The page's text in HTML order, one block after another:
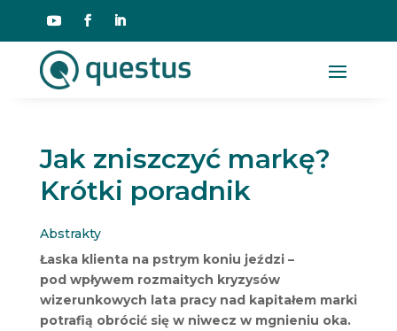
Jak zniszczyć markę?
Krótki poradnik
Abstrakty
Łaska klienta na pstrym koniu jeździ –
pod wpływem rozmaitych kryzysów
wizerunkowych lata pracy nad kapitałem marki
potrafią obrócić się w niwecz w mgnieniu oka.